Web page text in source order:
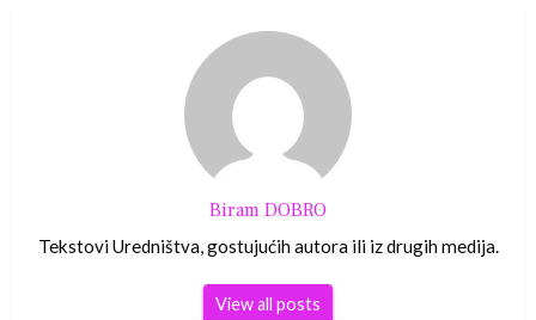
Biram DOBRO
Tekstovi Uredništva, gostujućih autora ili iz drugih medija.
View all posts